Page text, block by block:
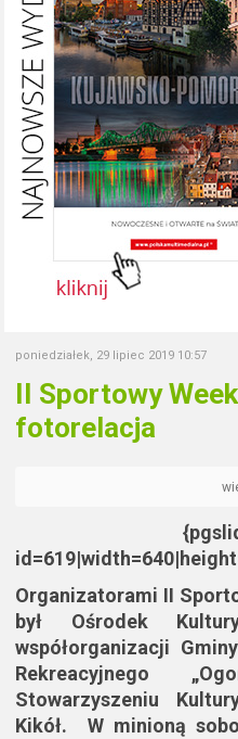
poniedziałek, 29 lipiec 2019 10:57
II Sportowy
fotorelacja
Organizatorami II
był Ośrodek
współorganizacji
Rekreacyjnego
Stowarzyszeniu
Kikół. W minioną